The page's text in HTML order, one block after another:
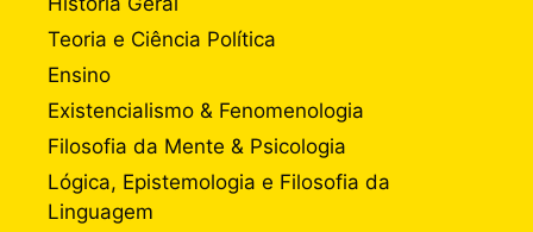
Teoria e Ciência Política
Ensino
Existencialismo & Fenomenologia
Filosofia da Mente & Psicologia
Lógica, Epistemologia e Filosofia da
Linguagem